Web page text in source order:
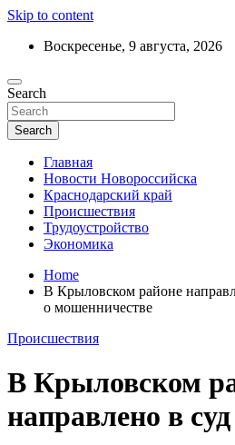
Skip to content
Воскресенье, 9 августа, 2026
Актуальные новости
Краснодарского края
Ежедневный дайджест событий
Search
Search
Главная
Новости Новороссийска
Краснодарский край
Происшествия
Трудоустройство
Экономика
Home
В Крыловском районе
о мошенничестве
Происшествия
В Крыловском
направлено в